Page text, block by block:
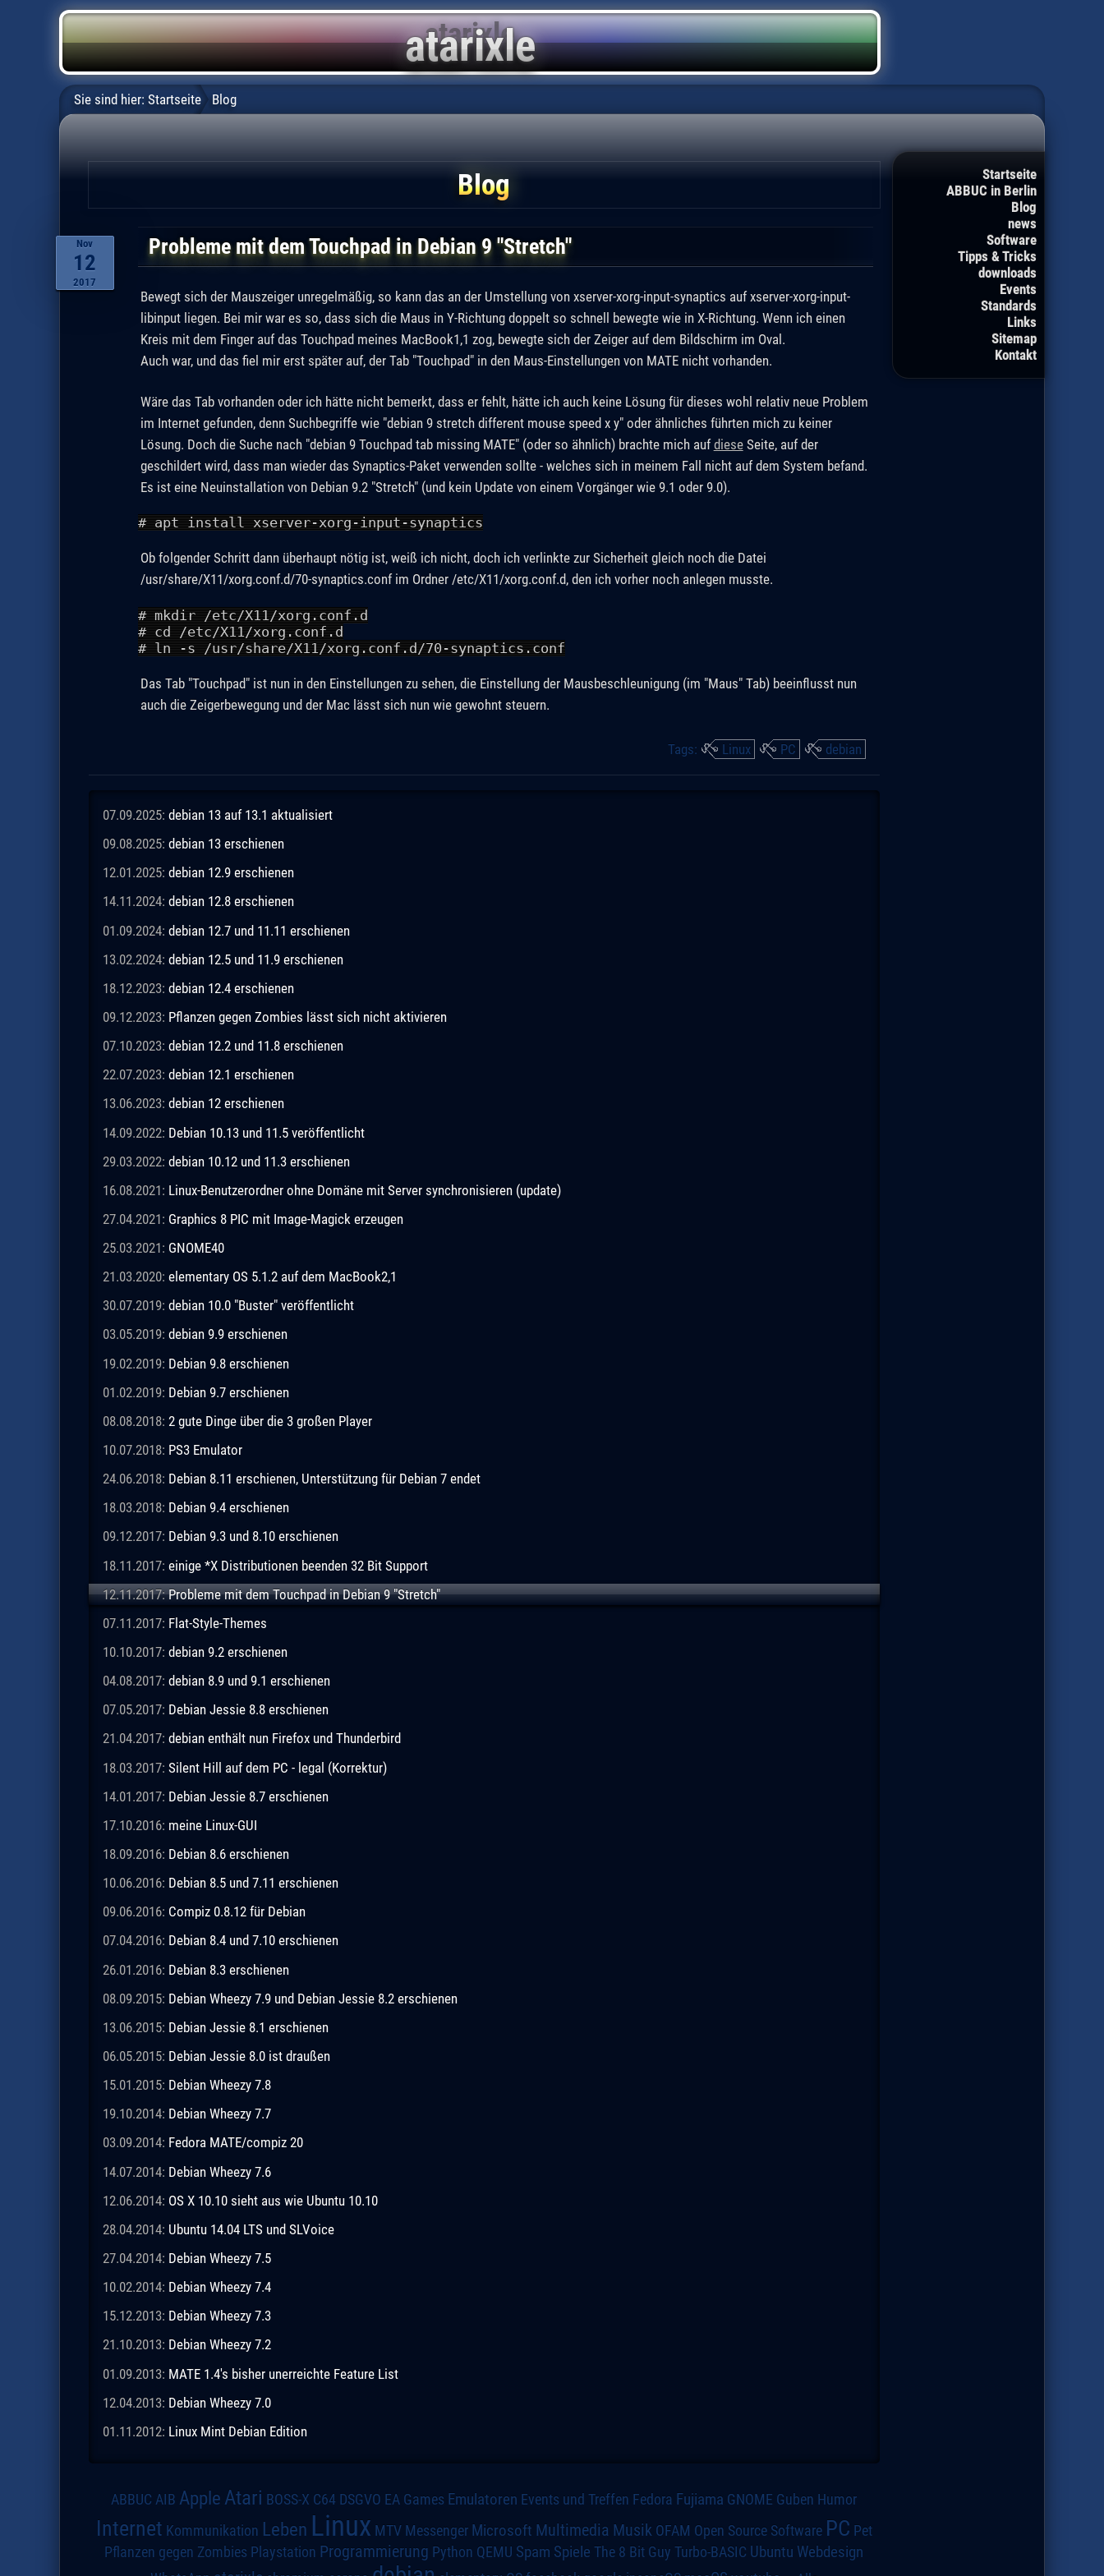
Startseite
ABBUC in Berlin
Blog
news
Software
Tipps & Tricks
downloads
Events
Standards
Links
Sitemap
Kontakt
Sie sind hier: Startseite Blog
Blog
Nov
12
2017
Probleme mit dem Touchpad in Debian 9 "Stretch"
Bewegt sich der Mauszeiger unregelmäßig, so kann das an der Umstellung von xserver-xorg-input-synaptics auf xserver-xorg-input-
libinput liegen. Bei mir war es so, dass sich die Maus in Y-Richtung doppelt so schnell bewegte wie in X-Richtung. Wenn ich einen
Kreis mit dem Finger auf das Touchpad meines MacBook1,1 zog, bewegte sich der Zeiger auf dem Bildschirm im Oval.
Auch war, und das fiel mir erst später auf, der Tab "Touchpad" in den Maus-Einstellungen von MATE nicht vorhanden.
Wäre das Tab vorhanden oder ich hätte nicht bemerkt, dass er fehlt, hätte ich auch keine Lösung für dieses wohl relativ neue Problem
im Internet gefunden, denn Suchbegriffe wie "debian 9 stretch different mouse speed x y" oder ähnliches führten mich zu keiner
Lösung. Doch die Suche nach "debian 9 Touchpad tab missing MATE" (oder so ähnlich) brachte mich aufdieseSeite, auf der
geschildert wird, dass man wieder das Synaptics-Paket verwenden sollte - welches sich in meinem Fall nicht auf dem System befand.
Es ist eine Neuinstallation von Debian 9.2 "Stretch" (und kein Update von einem Vorgänger wie 9.1 oder 9.0).
# apt install xserver-xorg-input-synaptics
Ob folgender Schritt dann überhaupt nötig ist, weiß ich nicht, doch ich verlinkte zur Sicherheit gleich noch die Datei
/usr/share/X11/xorg.conf.d/70-synaptics.conf im Ordner /etc/X11/xorg.conf.d, den ich vorher noch anlegen musste.
# mkdir /etc/X11/xorg.conf.d
# cd /etc/X11/xorg.conf.d
# ln -s /usr/share/X11/xorg.conf.d/70-synaptics.conf
Das Tab "Touchpad" ist nun in den Einstellungen zu sehen, die Einstellung der Mausbeschleunigung (im "Maus" Tab) beeinflusst nun
auch die Zeigerbewegung und der Mac lässt sich nun wie gewohnt steuern.
Tags: Linux PC debian
07.09.2025: debian 13 auf 13.1 aktualisiert
09.08.2025: debian 13 erschienen
12.01.2025: debian 12.9 erschienen
14.11.2024: debian 12.8 erschienen
01.09.2024: debian 12.7 und 11.11 erschienen
13.02.2024: debian 12.5 und 11.9 erschienen
18.12.2023: debian 12.4 erschienen
09.12.2023: Pflanzen gegen Zombies lässt sich nicht aktivieren
07.10.2023: debian 12.2 und 11.8 erschienen
22.07.2023: debian 12.1 erschienen
13.06.2023: debian 12 erschienen
14.09.2022: Debian 10.13 und 11.5 veröffentlicht
29.03.2022: debian 10.12 und 11.3 erschienen
16.08.2021: Linux-Benutzerordner ohne Domäne mit Server synchronisieren (update)
27.04.2021: Graphics 8 PIC mit Image-Magick erzeugen
25.03.2021: GNOME40
21.03.2020: elementary OS 5.1.2 auf dem MacBook2,1
30.07.2019: debian 10.0 "Buster" veröffentlicht
03.05.2019: debian 9.9 erschienen
19.02.2019: Debian 9.8 erschienen
01.02.2019: Debian 9.7 erschienen
08.08.2018: 2 gute Dinge über die 3 großen Player
10.07.2018: PS3 Emulator
24.06.2018: Debian 8.11 erschienen, Unterstützung für Debian 7 endet
18.03.2018: Debian 9.4 erschienen
09.12.2017: Debian 9.3 und 8.10 erschienen
18.11.2017: einige *X Distributionen beenden 32 Bit Support
12.11.2017:Probleme mit dem Touchpad in Debian 9 "Stretch"
07.11.2017: Flat-Style-Themes
10.10.2017: debian 9.2 erschienen
04.08.2017: debian 8.9 und 9.1 erschienen
07.05.2017: Debian Jessie 8.8 erschienen
21.04.2017: debian enthält nun Firefox und Thunderbird
18.03.2017: Silent Hill auf dem PC - legal (Korrektur)
14.01.2017: Debian Jessie 8.7 erschienen
17.10.2016: meine Linux-GUI
18.09.2016: Debian 8.6 erschienen
10.06.2016: Debian 8.5 und 7.11 erschienen
09.06.2016: Compiz 0.8.12 für Debian
07.04.2016: Debian 8.4 und 7.10 erschienen
26.01.2016: Debian 8.3 erschienen
08.09.2015: Debian Wheezy 7.9 und Debian Jessie 8.2 erschienen
13.06.2015: Debian Jessie 8.1 erschienen
06.05.2015: Debian Jessie 8.0 ist draußen
15.01.2015: Debian Wheezy 7.8
19.10.2014: Debian Wheezy 7.7
03.09.2014: Fedora MATE/compiz 20
14.07.2014: Debian Wheezy 7.6
12.06.2014: OS X 10.10 sieht aus wie Ubuntu 10.10
28.04.2014: Ubuntu 14.04 LTS und SLVoice
27.04.2014: Debian Wheezy 7.5
10.02.2014: Debian Wheezy 7.4
15.12.2013: Debian Wheezy 7.3
21.10.2013: Debian Wheezy 7.2
01.09.2013: MATE 1.4's bisher unerreichte Feature List
12.04.2013: Debian Wheezy 7.0
01.11.2012: Linux Mint Debian Edition
ABBUC AIB Apple Atari BOSS-X C64 DSGVO EA Games Emulatoren Events und Treffen Fedora Fujiama GNOME Guben Humor
Internet Kommunikation Leben Linux MTV Messenger Microsoft Multimedia Musik OFAM Open Source Software PC Pet
Pflanzen gegen Zombies Playstation Programmierung Python QEMU Spam Spiele The 8 Bit Guy Turbo-BASIC Ubuntu Webdesign